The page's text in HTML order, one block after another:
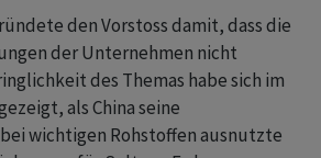
den Vorstoss damit, dass die
der Unternehmen nicht
des Themas habe sich im
als China seine
wichtigen Rohstoffen ausnutzte